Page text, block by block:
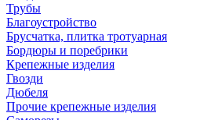
Трубы
Благоустройство
Брусчатка, плитка тротуарная
Бордюры и поребрики
Крепежные изделия
Гвозди
Дюбеля
Прочие крепежные изделия